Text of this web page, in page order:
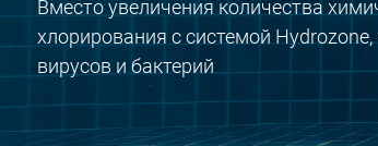
Вместо увеличения количества
хлорирования с системой
вирусов и бактерий